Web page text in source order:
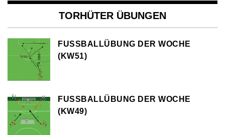
TORHÜTER ÜBUNGEN
FUSSBALLÜBUNG DER WOCHE (
KW51)
FUSSBALLÜBUNG DER WOCHE (
KW49)